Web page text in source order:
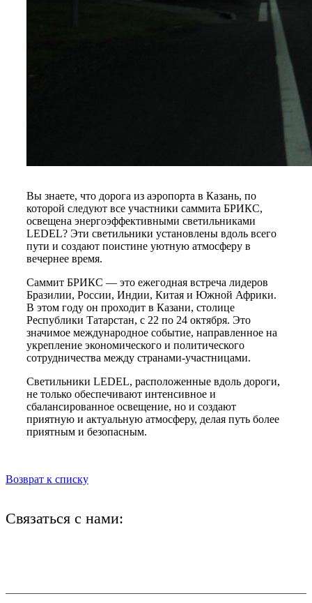
Вы знаете, что дорога из аэропорта в Казань, по
которой следуют все участники саммита БРИКС,
освещена энергоэффективными светильниками
LEDEL? Эти светильники установлены вдоль всего
пути и создают поистине уютную атмосферу в
вечернее время.
Саммит БРИКС — это ежегодная встреча лидеров
Бразилии, России, Индии, Китая и Южной Африки.
В этом году он проходит в Казани, столице
Республики Татарстан, с 22 по 24 октября. Это
значимое международное событие, направленное на
укрепление экономического и политического
сотрудничества между странами-участницами.
Светильники LEDEL, расположенные вдоль дороги,
не только обеспечивают интенсивное и
сбалансированное освещение, но и создают
приятную и актуальную атмосферу, делая путь более
приятным и безопасным.
Возврат к списку
Связаться с нами: